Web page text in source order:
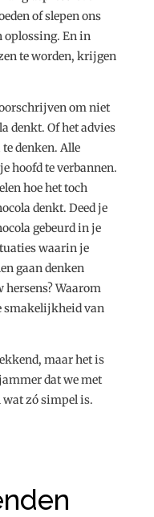
of slepen ons
oplossing. En in
te worden, krijgen
om niet
denkt. Of het advies
denken. Alle
hoofd te verbannen.
hoe het toch
denkt. Deed je
gebeurd in je
waarin je
gaan denken
Waarom
smakelijkheid van
maar het is
dat we met
wat zó simpel is.